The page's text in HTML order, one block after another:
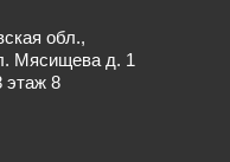
обл.,
Мясищева д. 1
этаж 8